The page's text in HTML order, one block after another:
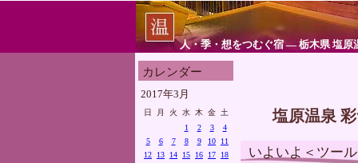
人・季・想をつむぐ宿 ― 栃木県 塩原
カレンダー
2017年3月
日 月 火 水 木 金
土
1
2 3
4
5
6 7 8 9 10
11
12
13 14 15 16 17
18
塩原温泉
いよいよ＜ツー